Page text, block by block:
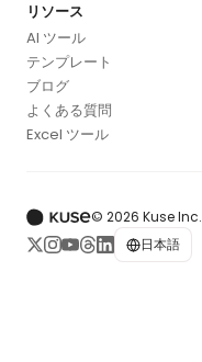
リソース
AI ツール
テンプレート
ブログ
よくある質問
Excel ツール
© 2026 Kuse Inc.
日本語